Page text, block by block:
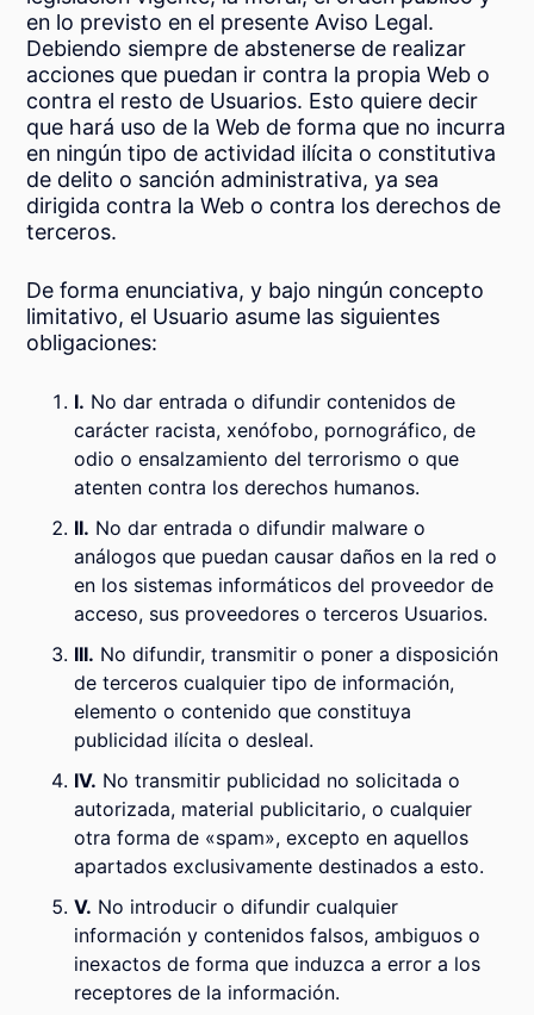
en lo previsto en el presente Aviso Legal.
Debiendo siempre de abstenerse de realizar
acciones que puedan ir contra la propia Web o
contra el resto de Usuarios. Esto quiere decir
que hará uso de la Web de forma que no incurra
en ningún tipo de actividad ilícita o constitutiva
de delito o sanción administrativa, ya sea
dirigida contra la Web o contra los derechos de
terceros.
De forma enunciativa, y bajo ningún concepto
limitativo, el Usuario asume las siguientes
obligaciones:
I. No dar entrada o difundir contenidos de
carácter racista, xenófobo, pornográfico, de
odio o ensalzamiento del terrorismo o que
atenten contra los derechos humanos.
II. No dar entrada o difundir malware o
análogos que puedan causar daños en la red o
en los sistemas informáticos del proveedor de
acceso, sus proveedores o terceros Usuarios.
III. No difundir, transmitir o poner a disposición
de terceros cualquier tipo de información,
elemento o contenido que constituya
publicidad ilícita o desleal.
IV. No transmitir publicidad no solicitada o
autorizada, material publicitario, o cualquier
otra forma de «spam», excepto en aquellos
apartados exclusivamente destinados a esto.
V. No introducir o difundir cualquier
información y contenidos falsos, ambiguos o
inexactos de forma que induzca a error a los
receptores de la información.